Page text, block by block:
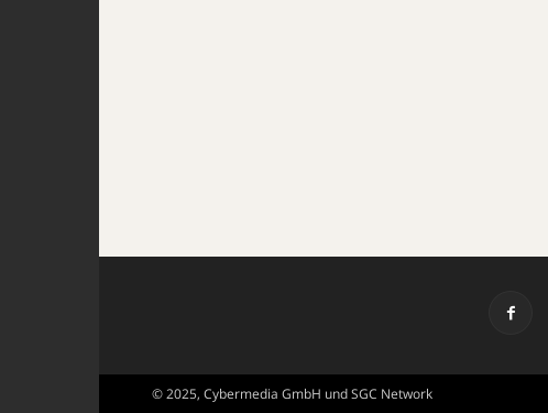
© 2025, Cybermedia GmbH und SGC Network